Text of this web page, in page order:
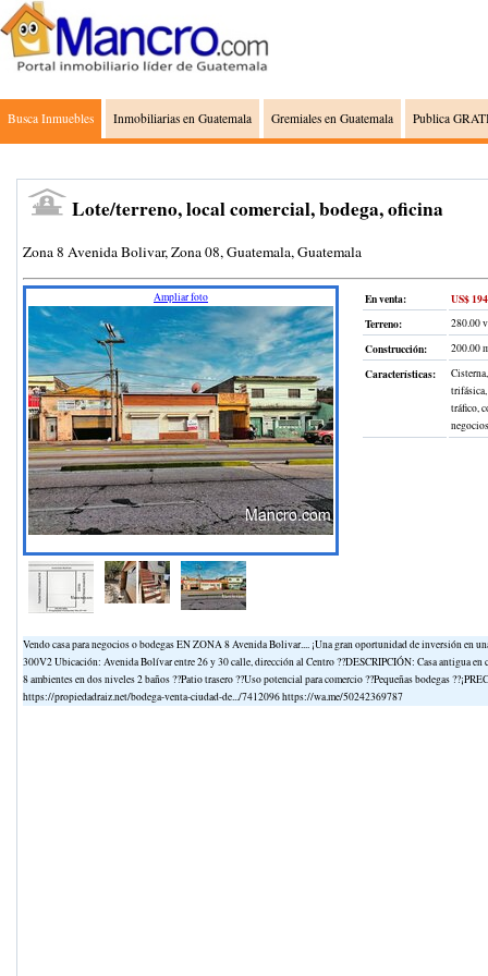
Busca Inmuebles Inmobiliarias en Guatemala Gremiales en Guatemala Publica
Lote/terreno, local comercial, bodega, oficina
Zona 8 Avenida Bolivar, Zona 08, Guatemala, Guatemala
Ampliar foto En venta:
US$
Terreno: 280.00
Construcción: 200.00
Características:
trifásica,
tráfico,
negocios
Vendo casa para negocios o bodegas EN ZONA 8 Avenida Bolivar.... ¡Una gran oportunidad de inversión en
300V2 Ubicación: Avenida Bolívar entre 26 y 30 calle, dirección al Centro ??DESCRIPCIÓN: Casa antigua en
8 ambientes en dos niveles 2 baños ??Patio trasero ??Uso potencial para comercio ??Pequeñas bodegas
https://propiedadraiz.net/bodega-venta-ciudad-de.../7412096 https://wa.me/50242369787